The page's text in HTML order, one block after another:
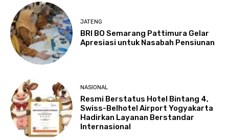
JATENG
BRI BO Semarang Pattimura Gelar
Apresiasi untuk Nasabah Pensiunan
NASIONAL
Resmi Berstatus Hotel Bintang 4,
Swiss-Belhotel Airport Yogyakarta
Hadirkan Layanan Berstandar
Internasional